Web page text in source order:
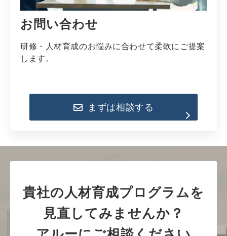
お問い合わせ
研修・人材育成のお悩みに合わせて柔軟にご提案
します。
まずは相談する
貴社の人材育成プログラムを
見直してみませんか？